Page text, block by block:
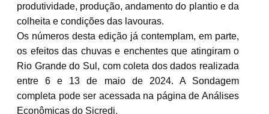
produtividade, produção, andamento do plantio e da
colheita e condições das lavouras.
Os números desta edição já contemplam, em parte,
os efeitos das chuvas e enchentes que atingiram o
Rio Grande do Sul, com coleta dos dados realizada
entre 6 e 13 de maio de 2024. A Sondagem
completa pode ser acessada na página de Análises
Econômicas do Sicredi.